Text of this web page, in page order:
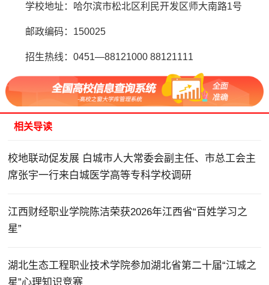
学校地址：哈尔滨市松北区利民开发区师大南路1号
邮政编码：150025
招生热线：0451—88121000 88121111
相关导读
校地联动促发展 白城市人大常委会副主任、市总工会主
席张宇一行来白城医学高等专科学校调研
江西财经职业学院陈洁荣获2026年江西省“百姓学习之
星”
湖北生态工程职业技术学院参加湖北省第二十届“江城之
星”心理知识竞赛